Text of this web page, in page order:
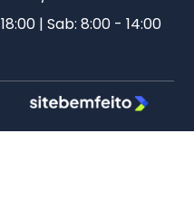
| Sab: 8:00 - 14:00